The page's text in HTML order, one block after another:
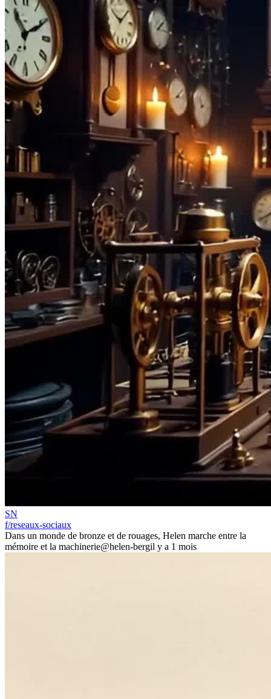
SN
f/reseaux-sociaux
Dans un monde de bronze et de rouages, Helen marche entre la
mémoire et la machinerie@helen-bergil y a 1 mois